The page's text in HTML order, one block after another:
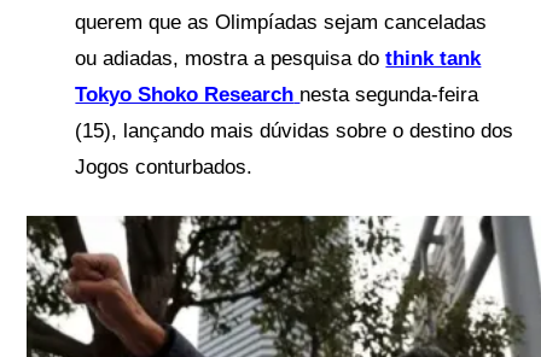
querem que as Olimpíadas sejam canceladas
ou adiadas, mostra a pesquisa dothink tank
Tokyo Shoko Research nesta segunda-feira
(15), lançando mais dúvidas sobre o destino dos
Jogos conturbados.